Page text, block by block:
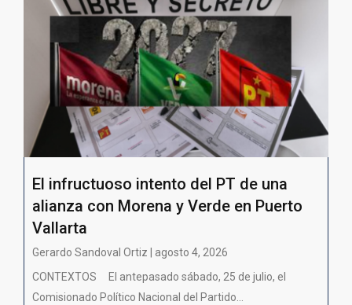
El infructuoso intento del PT de una
alianza con Morena y Verde en Puerto
Vallarta
Gerardo Sandoval Ortiz | agosto 4, 2026
CONTEXTOS El antepasado sábado, 25 de julio, el
Comisionado Político Nacional del Partido...